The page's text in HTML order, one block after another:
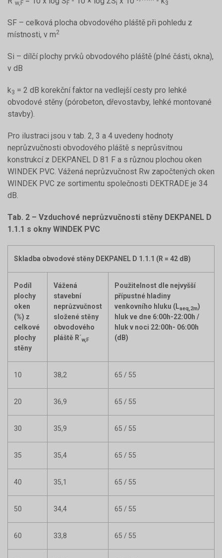
w,F F i 3
SF – celková plocha obvodového pláště při pohledu z
místnosti, v m2
Si – dílčí plochy prvků obvodového pláště (plné části, okna),
v dB
k3 = 2 dB korekční faktor na vedlejší cesty pro lehké
obvodové stěny (pórobeton, dřevostavby, lehké montované
stavby).
Pro ilustraci jsou v tab. 2, 3 a 4 uvedeny hodnoty
neprůzvučnosti obvodového pláště s neprůsvitnou
konstrukcí z DEKPANEL D 81 F a s různou plochou oken
WINDEK PVC. Vážená neprůzvučnost Rw započtených oken
WINDEK PVC ze sortimentu společnosti DEKTRADE je 34
dB.
Tab. 2 – Vzduchové neprůzvučnosti stěny DEKPANEL D
1.1.1 s okny WINDEK PVC
Skladba obvodové stěny DEKPANEL D 1.1.1 (R = 42 dB)
Podíl
plochy
oken
(%) z
celkové
plochy
stěny
Vážená
stavební
neprůzvučnost
složené stěny
obvodového
pláště R´w,F
Použitelnost dle nejvyšší
přípustné hladiny
venkovního hluku (Laeq,2m)
hluk ve dne 6:00h-22:00h /
hluk v noci 22:00h- 06:00h
(dB)
10 38,2 65 / 55
20 36,9 65 / 55
30 35,9 65 / 55
35 35,4 65 / 55
40 35,1 65 / 55
50 34,4 65 / 55
60 33,8 65 / 55